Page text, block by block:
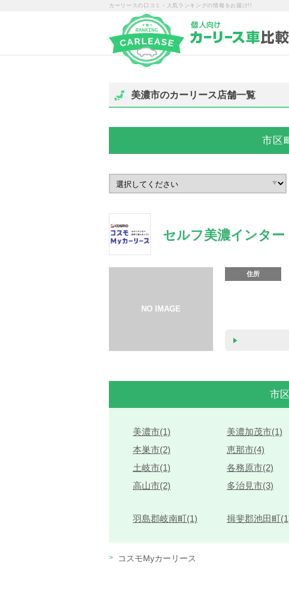
カーリースの口コミ・人気ランキングの情報をお届け!!
美濃市のカーリース店舗一覧
市区
セルフ美濃インター
住所
市
美濃市(1) 美濃加茂市(1)
本巣市(2)
恵那市(4)
土岐市(1)
各務原市(2)
高山市(2)
多治見市(3)
羽島郡岐南町(1) 揖斐郡池田町
コスモMyカーリース